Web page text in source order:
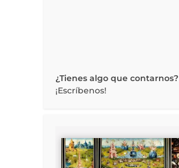
¿Tienes algo que contarnos?
¡Escríbenos!